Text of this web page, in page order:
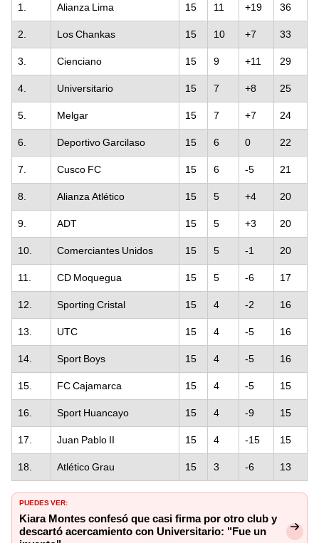
1. Alianza Lima 15 11 +19 36
2. Los Chankas 15 10 +7 33
3. Cienciano 15 9 +11 29
4. Universitario 15 7 +8 25
5. Melgar 15 7 +7 24
6. Deportivo Garcilaso 15 6 0 22
7. Cusco FC 15 6 -5 21
8. Alianza Atlético 15 5 +4 20
9. ADT 15 5 +3 20
10. Comerciantes Unidos 15 5 -1 20
11. CD Moquegua 15 5 -6 17
12. Sporting Cristal 15 4 -2 16
13. UTC 15 4 -5 16
14. Sport Boys 15 4 -5 16
15. FC Cajamarca 15 4 -5 15
16. Sport Huancayo 15 4 -9 15
17. Juan Pablo II 15 4 -15 15
18. Atlético Grau 15 3 -6 13
PUEDES VER:
Kiara Montes confesó que casi firma por otro club y
descartó acercamiento con Universitario: "Fue un